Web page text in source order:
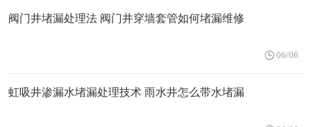
阀门井堵漏处理法 阀门井穿墙套管如何堵漏维修
06/06
虹吸井渗漏水堵漏处理技术 雨水井怎么带水堵漏